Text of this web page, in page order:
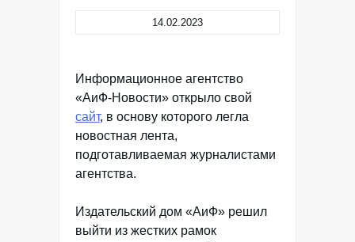
14.02.2023
Информационное агентство
«АиФ-Новости» открыло свой
сайт, в основу которого легла
новостная лента,
подготавливаемая журналистами
агентства.
Издательский дом «АиФ» решил
выйти из жестких рамок